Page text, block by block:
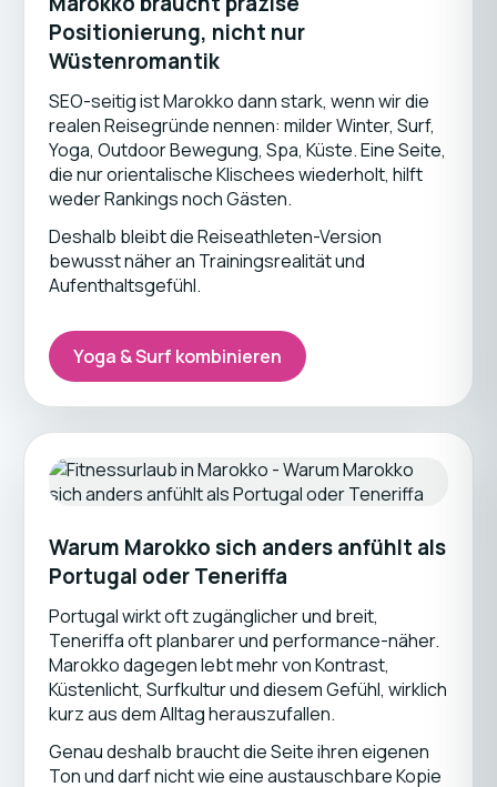
Positionierung, nicht nur
Wüstenromantik
SEO-seitig ist Marokko dann stark, wenn wir die
realen Reisegründe nennen: milder Winter, Surf,
Yoga, Outdoor Bewegung, Spa, Küste. Eine Seite,
die nur orientalische Klischees wiederholt, hilft
weder Rankings noch Gästen.
Deshalb bleibt die Reiseathleten-Version
bewusst näher an Trainingsrealität und
Aufenthaltsgefühl.
Yoga & Surf kombinieren
Warum Marokko sich anders anfühlt als
Portugal oder Teneriffa
Portugal wirkt oft zugänglicher und breit,
Teneriffa oft planbarer und performance-näher.
Marokko dagegen lebt mehr von Kontrast,
Küstenlicht, Surfkultur und diesem Gefühl, wirklich
kurz aus dem Alltag herauszufallen.
Genau deshalb braucht die Seite ihren eigenen
Ton und darf nicht wie eine austauschbare Kopie